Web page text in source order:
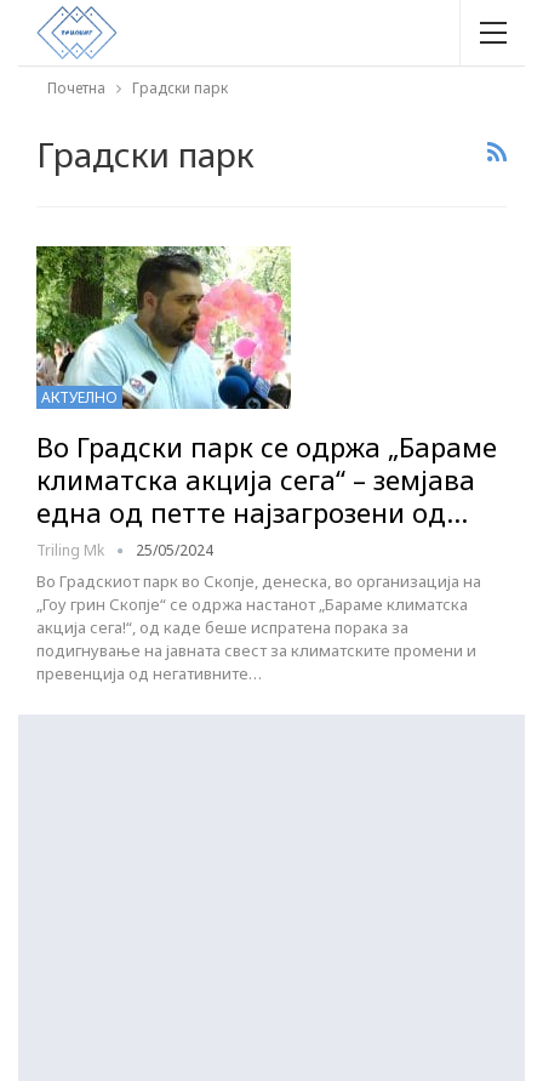
Почетна Градски парк
Градски парк
АКТУЕЛНО
Во Градски парк се одржа „Бараме
климатска акција сега“ – земјава
една од петте најзагрозени од…
Triling Mk 25/05/2024
Во Градскиот парк во Скопје, денеска, во организација на
„Гоу грин Скопје“ се одржа настанот „Бараме климатска
акција сега!“, од каде беше испратена порака за
подигнување на јавната свест за климатските промени и
превенција од негативните…